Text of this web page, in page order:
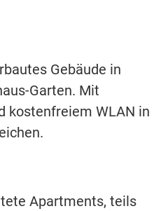
Gebäude in
Garten. Mit
kostenfreiem WLAN in
Apartments, teils